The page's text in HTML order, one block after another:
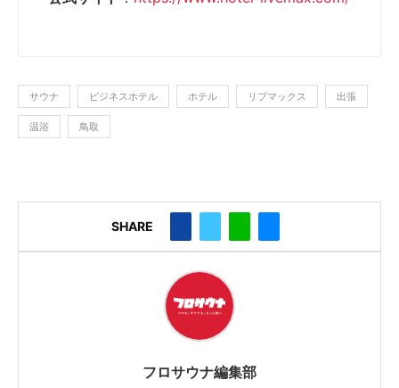
サウナ ビジネスホテル ホテル リブマックス 出張
温浴 鳥取
SHARE
フロサウナ編集部